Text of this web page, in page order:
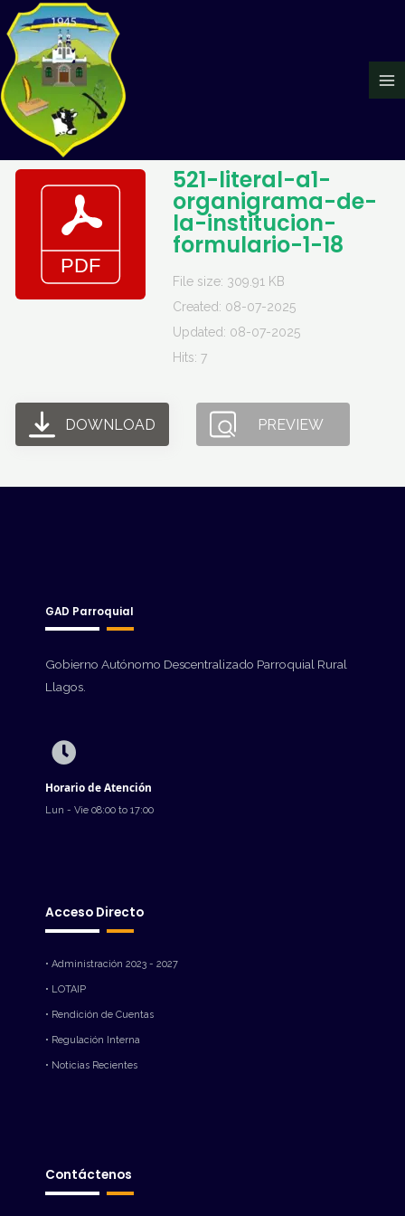
al
contenido
521-literal-a1-
organigrama-de-
la-institucion-
formulario-1-18
File size: 309.91 KB
Created: 08-07-2025
Updated: 08-07-2025
Hits: 7
DOWNLOAD PREVIEW
GAD Parroquial
Gobierno Autónomo Descentralizado Parroquial Rural
Llagos.
Horario de Atención
Lun - Vie 08:00 to 17:00
Acceso Directo
• Administración 2023 - 2027
• LOTAIP
• Rendición de Cuentas
• Regulación Interna
• Noticias Recientes
Contáctenos